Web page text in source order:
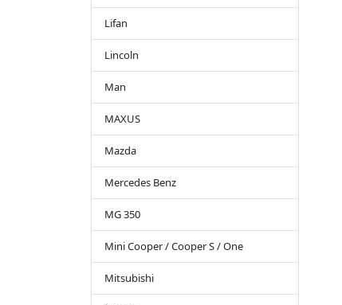
Lifan
Lincoln
Man
MAXUS
Mazda
Mercedes Benz
MG 350
Mini Cooper / Cooper S / One
Mitsubishi